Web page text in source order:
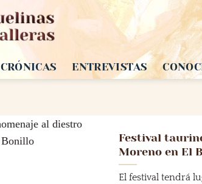
CRÓNICAS ENTREVISTAS
Festival
Moreno en El
El festival tendrá